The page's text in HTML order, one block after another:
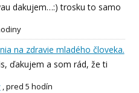
dakujem…:) trosku to samo
na zdravie mladého človeka.
ďakujem a som rád, že ti
,pred 5 hodín